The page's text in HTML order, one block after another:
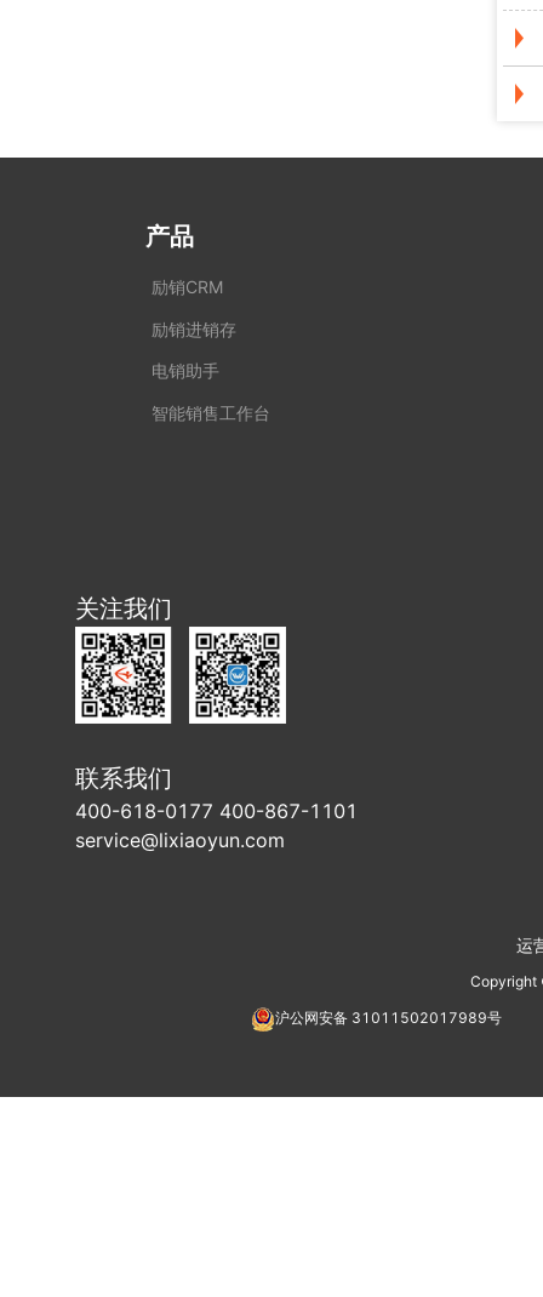
产品
励销CRM
励销进销存
电销助手
智能销售工作台
关注我们
联系我们
400-618-0177 400-867-1101
service@lixiaoyun.com
运
沪公网安备 31011502017989号